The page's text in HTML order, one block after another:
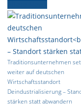
Traditionsunternehmen
weiter auf deutschen
Wirtschaftsstandort
Deindustrialisierung –
stärken statt abwandern